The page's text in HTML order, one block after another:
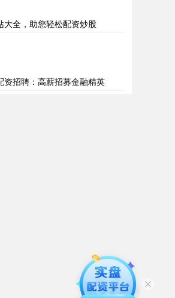
大全，助您轻松配资炒股
招聘：高薪招募金融精英